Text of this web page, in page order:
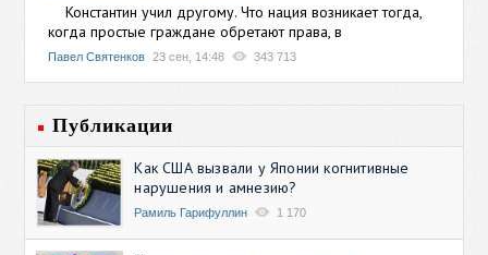
Константин учил другому. Что нация возникает тогда,
когда простые граждане обретают права, в
Павел Святенков 23 сен, 14:48 343 713
Публикации
Как США вызвали у Японии когнитивные
нарушения и амнезию?
Рамиль Гарифуллин 1 170